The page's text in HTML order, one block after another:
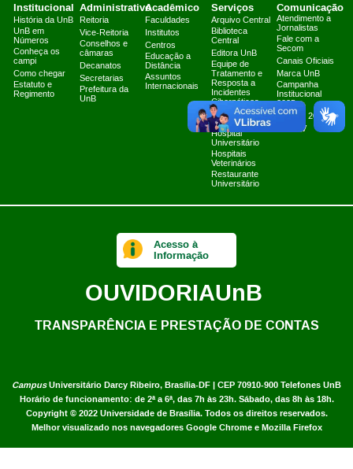
Institucional
História da UnB
UnB em
Números
Conheça os
campi
Como chegar
Estatuto e
Regimento
Administrativo
Reitoria
Vice-Reitoria
Conselhos e
câmaras
Decanatos
Secretarias
Prefeitura da
UnB
Acadêmico
Faculdades
Institutos
Centros
Educação a
Distância
Assuntos
Internacionais
Serviços
Arquivo Central
Biblioteca
Central
Editora UnB
Equipe de
Tratamento e
Resposta a
Incidentes
Cibernéticos
Fazenda Água
Limpa
Hospital
Universitário
Hospitais
Veterinários
Restaurante
Universitário
Comunicação
Atendimento a
Jornalistas
Fale com a
Secom
Canais Oficiais
Marca UnB
Campanha
Institucional
2025
Planner 2024
UnB TV
CampusUniversitário Darcy Ribeiro, Brasília-DF | CEP 70910-900 Telefones UnB
Horário de funcionamento: de 2ª a 6ª, das 7h às 23h. Sábado, das 8h às 18h.
Copyright © 2022 Universidade de Brasília. Todos os direitos reservados.
Melhor visualizado nos navegadores Google Chrome e Mozilla Firefox
Acesso à
Informação
OUVIDORIAUnB
TRANSPARÊNCIA E PRESTAÇÃO DE CONTAS